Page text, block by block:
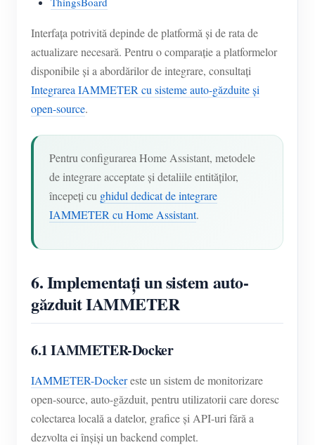
Interfața potrivită depinde de platformă și de rata de
actualizare necesară. Pentru o comparație a platformelor
disponibile și a abordărilor de integrare, consultați
Integrarea IAMMETER cu sisteme auto-găzduite și
open-source.
Pentru configurarea Home Assistant, metodele
de integrare acceptate și detaliile entităților,
începeți cu ghidul dedicat de integrare
IAMMETER cu Home Assistant.
6. Implementați un sistem auto-
găzduit IAMMETER
6.1 IAMMETER-Docker
IAMMETER-Dockereste un sistem de monitorizare
open-source, auto-găzduit, pentru utilizatorii care doresc
colectarea locală a datelor, grafice și API-uri fără a
dezvolta ei înșiși un backend complet.